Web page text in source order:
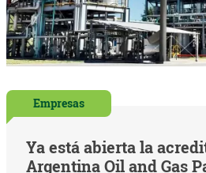
Empresas
Ya está abierta la
Argentina Oil and Gas